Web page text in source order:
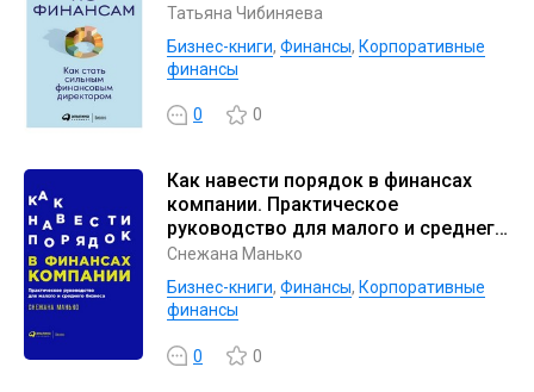
Татьяна Чибиняева
Бизнес-книги, Финансы, Корпоративные
финансы
0 0
Как навести порядок в финансах
компании. Практическое
руководство для малого и среднего
бизнеса
Снежана Манько
Бизнес-книги, Финансы, Корпоративные
финансы
0 0